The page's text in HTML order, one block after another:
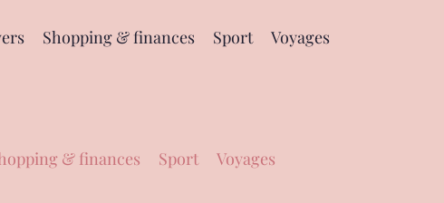
Shopping & finances Sport Voyages
& finances Sport Voyages